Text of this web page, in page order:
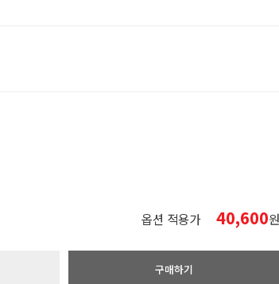
옵션 적용가 40,600원
구매하기